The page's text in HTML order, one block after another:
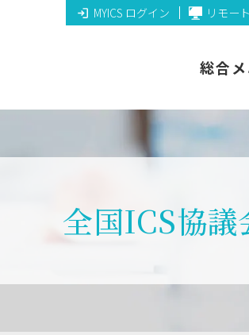
MYICS ログイン リモー
総合
全国ICS協